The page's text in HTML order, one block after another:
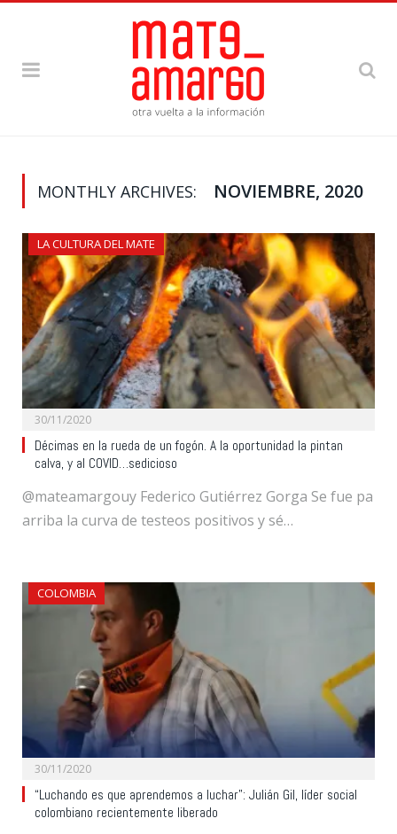
MONTHLY ARCHIVES: NOVIEMBRE, 2020
LA CULTURA DEL MATE
30/11/2020
Décimas en la rueda de un fogón. A la oportunidad la pintan
calva, y al COVID…sedicioso
@mateamargouy Federico Gutiérrez Gorga Se fue pa
arriba la curva de testeos positivos y sé…
COLOMBIA
30/11/2020
“Luchando es que aprendemos a luchar”: Julián Gil, líder social
colombiano recientemente liberado